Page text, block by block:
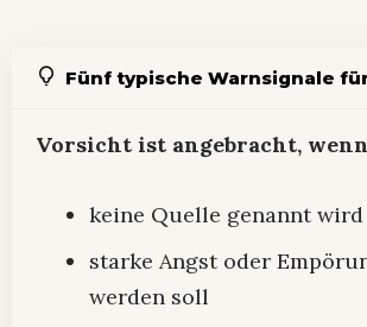
Fünf typische Warnsignale
Vorsicht ist angebracht,
keine Quelle genannt wird
starke Angst oder
werden soll